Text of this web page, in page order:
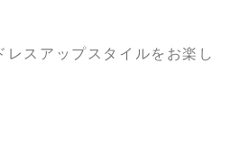
スアップスタイルをお楽し